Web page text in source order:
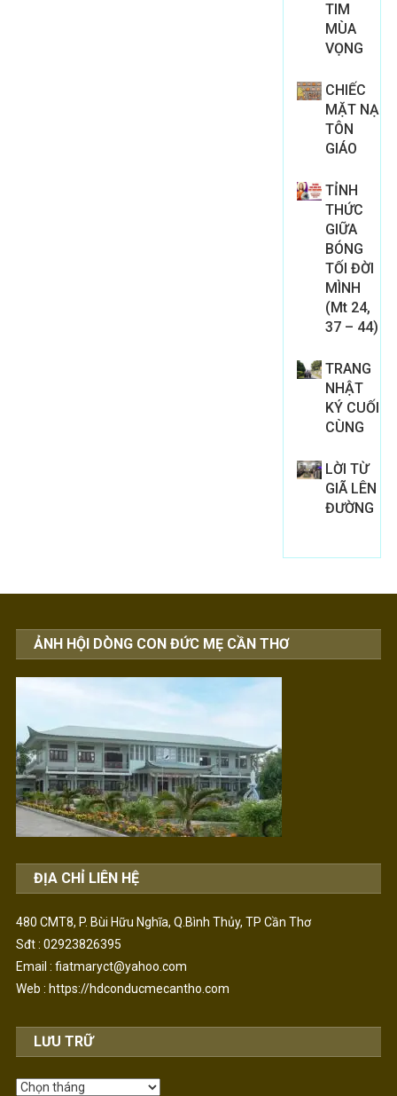
TIM
MÙA
VỌNG
CHIẾC
MẶT NẠ
TÔN
GIÁO
TỈNH
THỨC
GIỮA
BÓNG
TỐI ĐỜI
MÌNH
(Mt 24,
37 – 44)
TRANG
NHẬT
KÝ CUỐI
CÙNG
LỜI TỪ
GIÃ LÊN
ĐƯỜNG
ẢNH HỘI DÒNG CON ĐỨC MẸ CẦN THƠ
ĐỊA CHỈ LIÊN HỆ
480 CMT8, P. Bùi Hữu Nghĩa, Q.Bình Thủy, TP Cần Thơ
Sđt : 02923826395
Email : fiatmaryct@yahoo.com
Web : https://hdconducmecantho.com
LƯU TRỮ
Lưu